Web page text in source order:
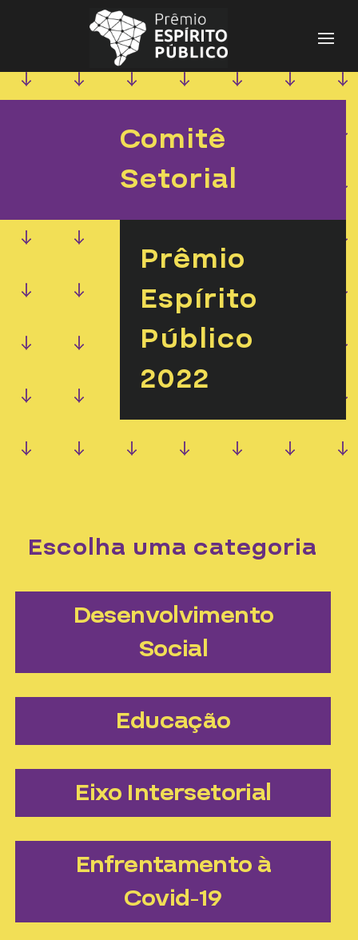
Pesquisar
por:
Comitê
Setorial
Prêmio
Espírito
Público
2022
Escolha uma categoria
Desenvolvimento
Social
Educação
Eixo Intersetorial
Enfrentamento à
Covid-19